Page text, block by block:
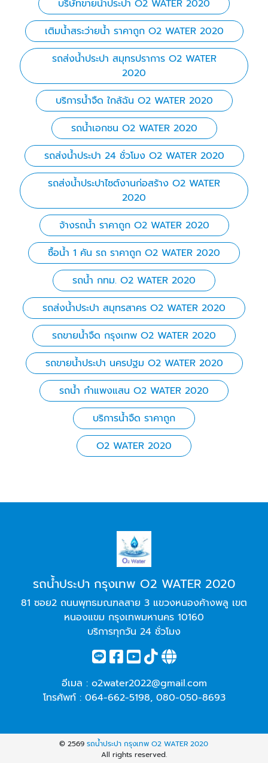
บริษัทขายน้ำประปา O2 WATER 2020
เติมน้ำสระว่ายน้ำ ราคาถูก O2 WATER 2020
รถส่งน้ำประปา สมุทรปราการ O2 WATER
2020
บริการน้ำจืด ใกล้ฉัน O2 WATER 2020
รถน้ำเอกชน O2 WATER 2020
รถส่งน้ำประปา 24 ชั่วโมง O2 WATER 2020
รถส่งน้ำประปาไซต์งานก่อสร้าง O2 WATER
2020
จ้างรถน้ำ ราคาถูก O2 WATER 2020
ซื้อน้ำ 1 คัน รถ ราคาถูก O2 WATER 2020
รถน้ำ กทม. O2 WATER 2020
รถส่งน้ําประปา สมุทรสาคร O2 WATER 2020
รถขายน้ำจืด กรุงเทพ O2 WATER 2020
รถขายน้ำประปา นครปฐม O2 WATER 2020
รถน้ำ กำแพงแสน O2 WATER 2020
บริการน้ำจืด ราคาถูก
O2 WATER 2020
รถน้ำประปา กรุงเทพ O2 WATER 2020
81 ซอย2 ถนนพุทธมณฑลสาย 3 แขวงหนองค้างพลู เขต
หนองแขม กรุงเทพมหานคร 10160
บริการทุกวัน 24 ชั่วโมง
อีเมล : o2water2022@gmail.com
โทรศัพท์ : 064-662-5198, 080-050-8693
© 2569รถน้ำประปา กรุงเทพ O2 WATER 2020
All rights reserved.